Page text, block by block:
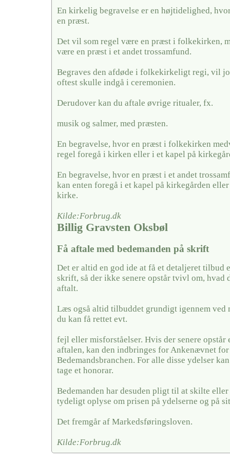
En kirkelig begravelse er en højtidelighed,
en præst.
Det vil som regel være en præst i folkekirken,
være en præst i et andet trossamfund.
Begraves den afdøde i folkekirkeligt regi, vil
oftest skulle indgå i ceremonien.
Derudover kan du aftale øvrige ritualer, fx.
musik og salmer, med præsten.
En begravelse, hvor en præst i folkekirken
regel foregå i kirken eller i et kapel på
En begravelse, hvor en præst i et andet
kan enten foregå i et kapel på kirkegården
kirke.
Kilde:Forbrug.dk
Billig Gravsten Oksbøl
Få aftale med bedemanden på skrift
Det er altid en god ide at få et detaljeret tilbud
skrift, så der ikke senere opstår tvivl om, hvad
aftalt.
Læs også altid tilbuddet grundigt igennem ved
du kan få rettet evt.
fejl eller misforståelser. Hvis der senere opstår
aftalen, kan den indbringes for Ankenævnet for
Bedemandsbranchen. For alle disse ydelser
tage et honorar.
Bedemanden har desuden pligt til at skilte eller
tydeligt oplyse om prisen på ydelserne og på
Det fremgår af Markedsføringsloven.
Kilde:Forbrug.dk